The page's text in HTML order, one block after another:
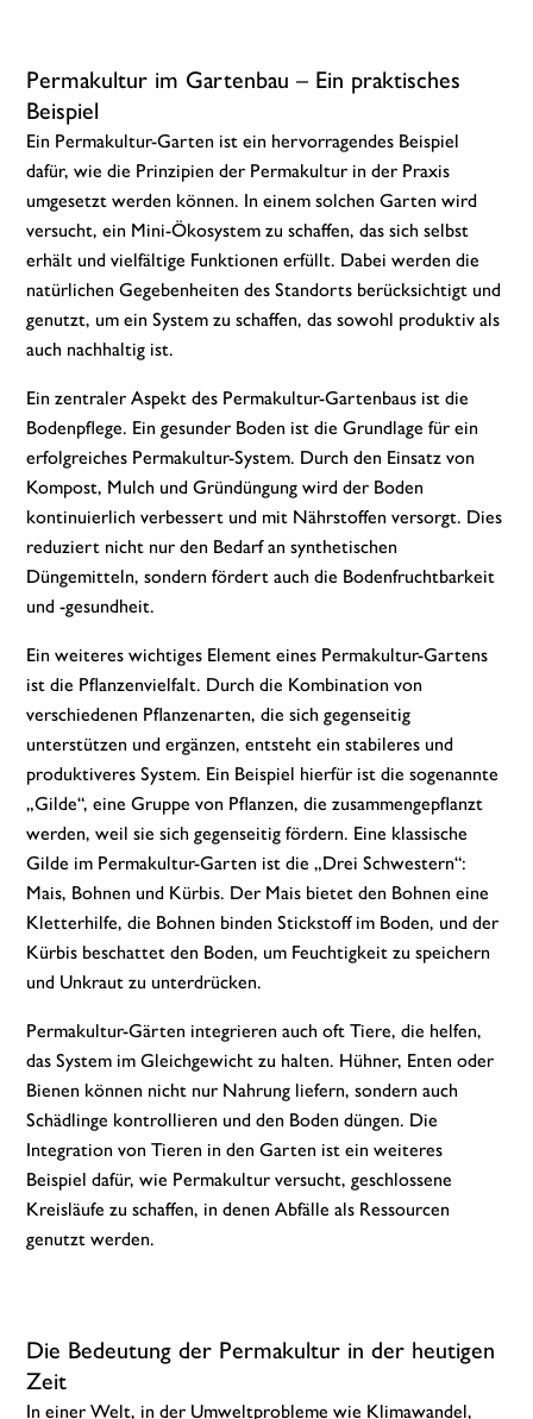
Permakultur im Gartenbau – Ein praktisches
Beispiel
Ein Permakultur-Garten ist ein hervorragendes Beispiel
dafür, wie die Prinzipien der Permakultur in der Praxis
umgesetzt werden können. In einem solchen Garten wird
versucht, ein Mini-Ökosystem zu schaffen, das sich selbst
erhält und vielfältige Funktionen erfüllt. Dabei werden die
natürlichen Gegebenheiten des Standorts berücksichtigt und
genutzt, um ein System zu schaffen, das sowohl produktiv als
auch nachhaltig ist.
Ein zentraler Aspekt des Permakultur-Gartenbaus ist die
Bodenpflege. Ein gesunder Boden ist die Grundlage für ein
erfolgreiches Permakultur-System. Durch den Einsatz von
Kompost, Mulch und Gründüngung wird der Boden
kontinuierlich verbessert und mit Nährstoffen versorgt. Dies
reduziert nicht nur den Bedarf an synthetischen
Düngemitteln, sondern fördert auch die Bodenfruchtbarkeit
und -gesundheit.
Ein weiteres wichtiges Element eines Permakultur-Gartens
ist die Pflanzenvielfalt. Durch die Kombination von
verschiedenen Pflanzenarten, die sich gegenseitig
unterstützen und ergänzen, entsteht ein stabileres und
produktiveres System. Ein Beispiel hierfür ist die sogenannte
„Gilde“, eine Gruppe von Pflanzen, die zusammengepflanzt
werden, weil sie sich gegenseitig fördern. Eine klassische
Gilde im Permakultur-Garten ist die „Drei Schwestern“:
Mais, Bohnen und Kürbis. Der Mais bietet den Bohnen eine
Kletterhilfe, die Bohnen binden Stickstoff im Boden, und der
Kürbis beschattet den Boden, um Feuchtigkeit zu speichern
und Unkraut zu unterdrücken.
Permakultur-Gärten integrieren auch oft Tiere, die helfen,
das System im Gleichgewicht zu halten. Hühner, Enten oder
Bienen können nicht nur Nahrung liefern, sondern auch
Schädlinge kontrollieren und den Boden düngen. Die
Integration von Tieren in den Garten ist ein weiteres
Beispiel dafür, wie Permakultur versucht, geschlossene
Kreisläufe zu schaffen, in denen Abfälle als Ressourcen
genutzt werden.
Die Bedeutung der Permakultur in der heutigen
Zeit
In einer Welt, in der Umweltprobleme wie Klimawandel,